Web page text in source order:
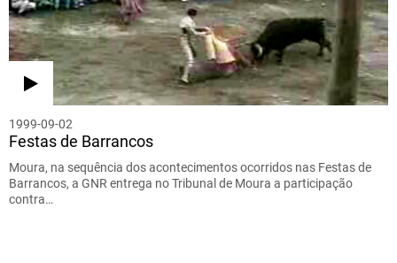
1999-09-02
Festas de Barrancos
Moura, na sequência dos acontecimentos ocorridos nas Festas de
Barrancos, a GNR entrega no Tribunal de Moura a participação
contra…